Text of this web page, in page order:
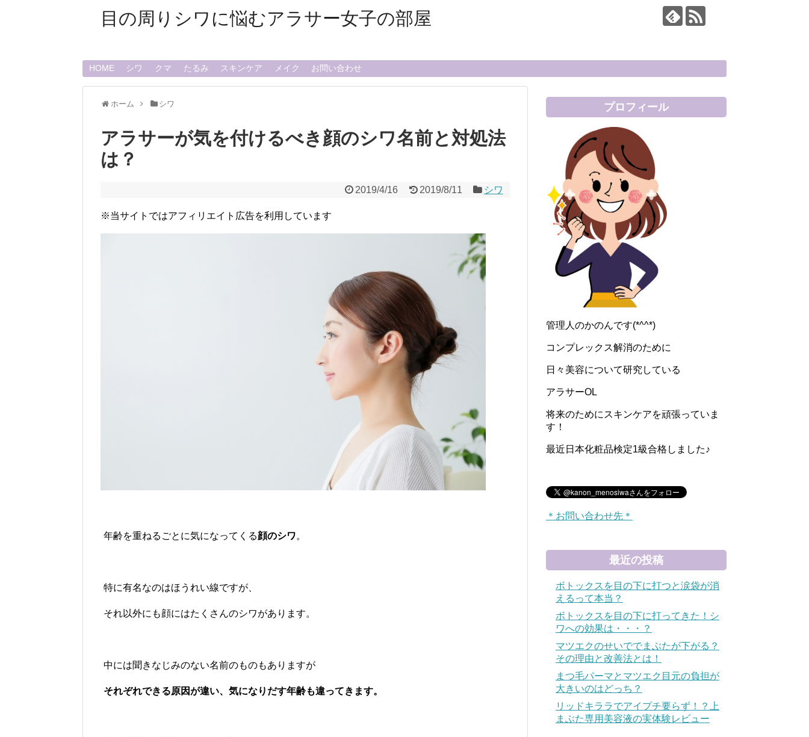
目の周りシワに悩むアラサー女子の部屋
HOME シワ クマ たるみ スキンケア メイク お問い合わせ
ホーム シワ
アラサーが気を付けるべき顔のシワ名前と対処法
は？
2019/4/16 2019/8/11 シワ
※当サイトではアフィリエイト広告を利用しています
年齢を重ねるごとに気になってくる顔のシワ。
特に有名なのはほうれい線ですが、
それ以外にも顔にはたくさんのシワがあります。
中には聞きなじみのない名前のものもありますが
それぞれできる原因が違い、気になりだす年齢も違ってきます。
プロフィール
管理人のかのんです(*^^*)
コンプレックス解消のために
日々美容について研究している
アラサーOL
将来のためにスキンケアを頑張っていま
す！
最近日本化粧品検定1級合格しました♪
＊お問い合わせ先＊
最近の投稿
ボトックスを目の下に打つと涙袋が消
えるって本当？
ボトックスを目の下に打ってきた！シ
ワへの効果は・・・？
マツエクのせいででまぶたが下がる？
その理由と改善法とは！
まつ毛パーマとマツエク目元の負担が
大きいのはどっち？
リッドキララでアイプチ要らず！？上
まぶた専用美容液の実体験レビュー